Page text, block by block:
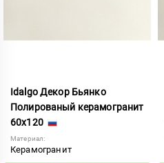
Idalgo Декор Бьянко
Полированый керамогранит
60x120
Материал:
Керамогранит